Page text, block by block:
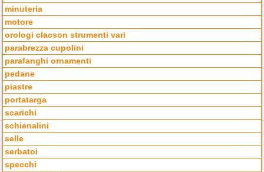
minuteria
motore
orologi clacson strumenti vari
parabrezza cupolini
parafanghi ornamenti
pedane
piastre
portatarga
scarichi
schienalini
selle
serbatoi
specchi